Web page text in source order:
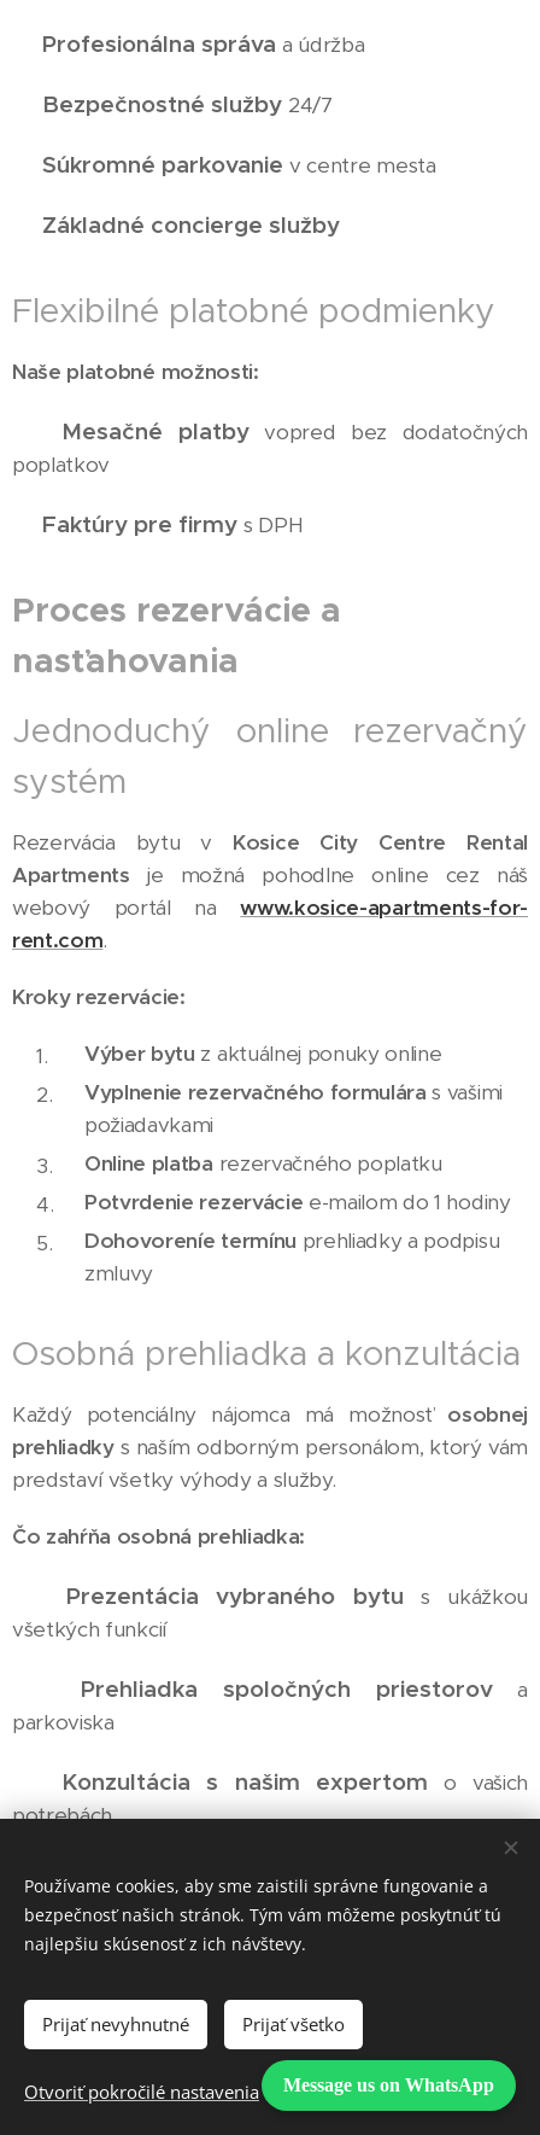
Profesionálna správa a údržba
Bezpečnostné služby 24/7
✅Súkromné parkovanie v centre mesta
Základné concierge služby
Flexibilné platobné podmienky
Naše platobné možnosti:
Mesačné platbyvopred bez dodatočných
poplatkov
Faktúry pre firmy s DPH
Proces rezervácie a
nasťahovania
Jednoduchý online rezervačný
systém
Rezervácia bytu v Kosice City Centre Rental
Apartments je možná pohodlne online cez náš
webový portál nawww.kosice-apartments-for-
rent.com.
Kroky rezervácie:
Výber bytu z aktuálnej ponuky online
Vyplnenie rezervačného formulára s vašimi
požiadavkami
Online platba rezervačného poplatku
Potvrdenie rezervácie e-mailom do 1 hodiny
Dohovoreníe termínu prehliadky a podpisu
zmluvy
Osobná prehliadka a konzultácia
Každý potenciálny nájomca má možnosť osobnej
prehliadkys naším odborným personálom, ktorý vám
predstaví všetky výhody a služby.
Čo zahŕňa osobná prehliadka:
Prezentácia vybraného bytu s ukážkou
všetkých funkcií
Prehliadka spoločných priestorova
parkoviska
Konzultácia s našim expertom o vašich
potrebách
✅ Informácie o lokalite a dostupných službách
✅Možnosť úpravyvybraného vybavenia podľa
✅Zodpovedanie všetkých otázok
Používame cookies, aby sme zaistili správne fungovanie a
bezpečnosť našich stránok. Tým vám môžeme poskytnúť tú
najlepšiu skúsenosť z ich návštevy.
Prijať nevyhnutné Prijať všetko
Otvoriť pokročilé nastavenia Message us on WhatsApp